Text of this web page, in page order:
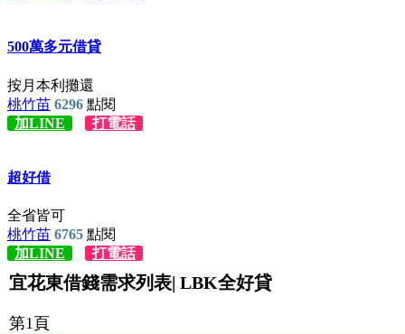
宜花東借錢需求列表| LBK全好貸
第1頁